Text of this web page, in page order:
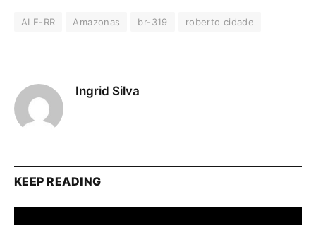
ALE-RR Amazonas br-319 roberto cidade
Ingrid Silva
KEEP READING